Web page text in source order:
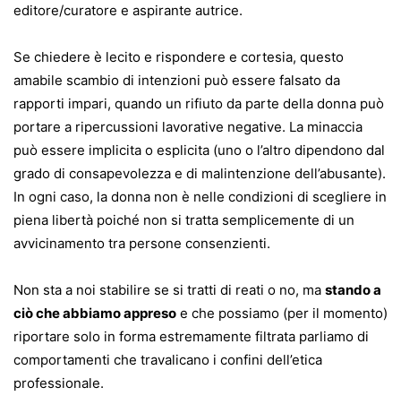
editore/curatore e aspirante autrice.
Se chiedere è lecito e rispondere e cortesia, questo
amabile scambio di intenzioni può essere falsato da
rapporti impari, quando un rifiuto da parte della donna può
portare a ripercussioni lavorative negative. La minaccia
può essere implicita o esplicita (uno o l’altro dipendono dal
grado di consapevolezza e di malintenzione dell’abusante).
In ogni caso, la donna non è nelle condizioni di scegliere in
piena libertà poiché non si tratta semplicemente di un
avvicinamento tra persone consenzienti.
Non sta a noi stabilire se si tratti di reati o no, ma stando a
ciò che abbiamo appreso e che possiamo (per il momento)
riportare solo in forma estremamente filtrata parliamo di
comportamenti che travalicano i confini dell’etica
professionale.